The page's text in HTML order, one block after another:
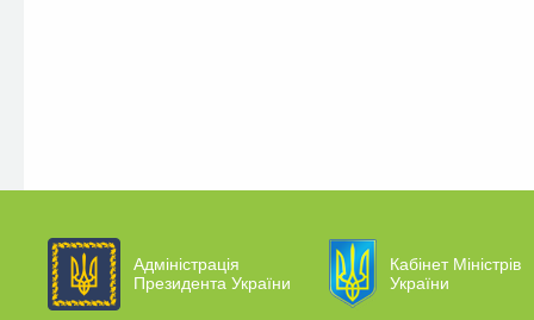
Адміністрація
Президента України
Кабінет Міністрів
України